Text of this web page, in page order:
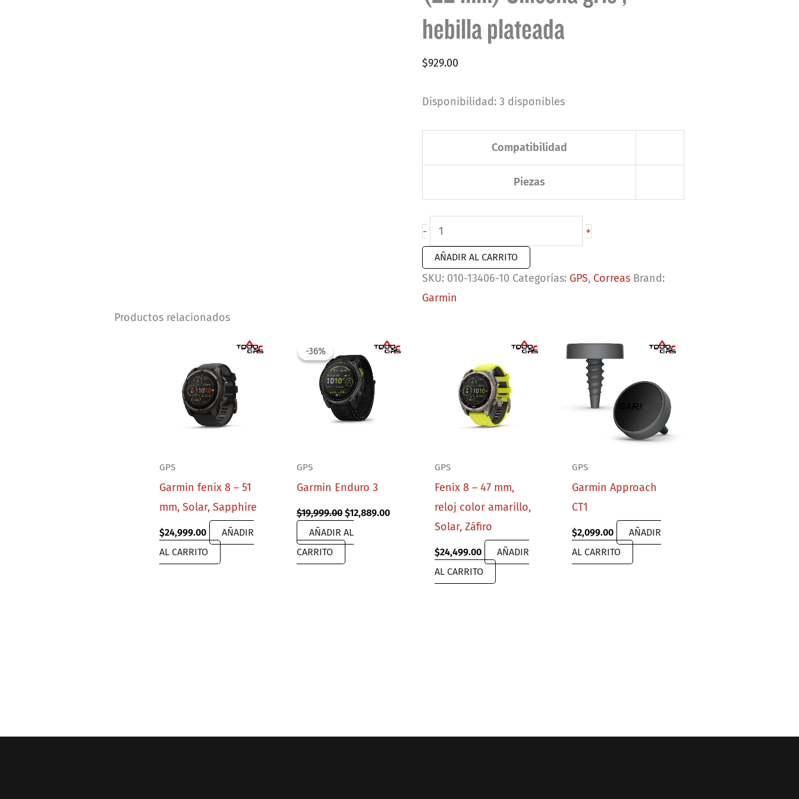
hebilla plateada
$929.00
Disponibilidad: 3 disponibles
Compatibilidad
Piezas
-
Correas
de
rápida
liberación
(22
hebilla
plateada
+
AÑADIR AL CARRITO
SKU: 010-13406-10 Categorías: GPS, Correas Brand:
Garmin
Productos relacionados
GPS
Garmin fenix 8 – 51
mm, Solar, Sapphire
$24,999.00
AÑADIR
AL CARRITO
-36%
-36%
GPS
Garmin Enduro 3
$19,999.00 Original
price
was:
$19,999.00.
$12,889.00Current
$12,889.00.
AÑADIR AL
CARRITO
GPS
Fenix 8 – 47 mm,
reloj color amarillo,
Solar, Záfiro
$24,499.00
AÑADIR
AL CARRITO
GPS
Garmin Approach
CT1
$2,099.00
AÑADIR
AL CARRITO